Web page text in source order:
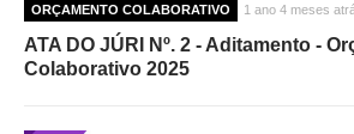
ORÇAMENTO COLABORATIVO 1 ano 4 meses
ATA DO JÚRI Nº. 2 - Aditamento -
Colaborativo 2025